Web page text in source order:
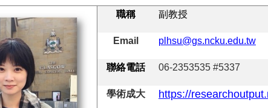
職稱 副教授
Email plhsu@gs.ncku.edu.tw
聯絡電話 06-2353535 #5337
學術成大 https://